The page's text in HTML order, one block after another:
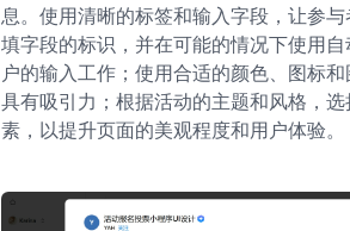
息。使用清晰的标签和输入字段，让参
填字段的标识，并在可能的情况下使用
户的输入工作；使用合适的颜色、图标
具有吸引力；根据活动的主题和风格，
素，以提升页面的美观程度和用户体验。